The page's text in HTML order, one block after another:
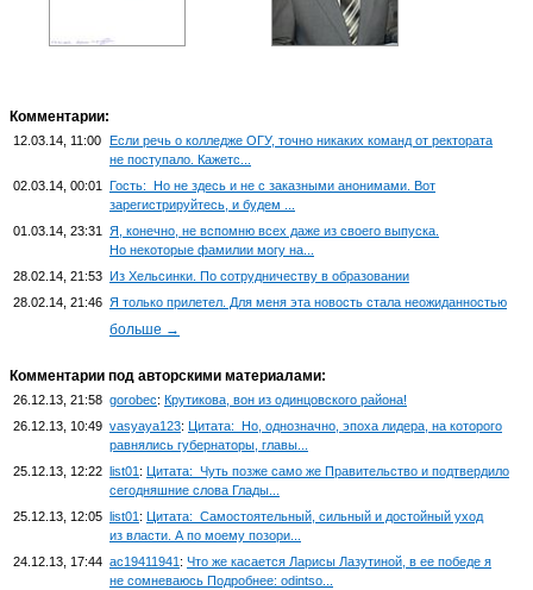
Комментарии:
12.03.14, 11:00
Если речь о колледже ОГУ, точно никаких команд от ректората
не поступало. Кажетс...
02.03.14, 00:01
Гость: Но не здесь и не с заказными анонимами. Вот
зарегистрируйтесь, и будем ...
01.03.14, 23:31
Я, конечно, не вспомню всех даже из своего выпуска.
Но некоторые фамилии могу на...
28.02.14, 21:53
Из Хельсинки. По сотрудничеству в образовании
28.02.14, 21:46 Я только прилетел. Для меня эта новость стала неожиданностью
больше →
Комментарии под авторскими материалами:
26.12.13, 21:58 gorobec: Крутикова, вон из одинцовского района!
26.12.13, 10:49 vasyaya123:
Цитата: Но, однозначно, эпоха лидера, на которого
равнялись губернаторы, главы...
25.12.13, 12:22
list01 :
Цитата: Чуть позже само же Правительство и подтвердило
сегодняшние слова Глады...
25.12.13, 12:05
list01 :
Цитата: Самостоятельный, сильный и достойный уход
из власти. А по моему позори...
24.12.13, 17:44 ac19411941 : Что же касается Ларисы Лазутиной, в ее победе я
не сомневаюсь Подробнее: odintso...